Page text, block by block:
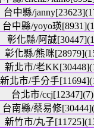
台中縣/
台中縣/yoyo瑛
彰化縣/阿誠
彰化縣/熊咪
新北市/老
新北市/手分手
台北市/ccj[12347](7)
台南縣/蔡易修
新竹市/丸子